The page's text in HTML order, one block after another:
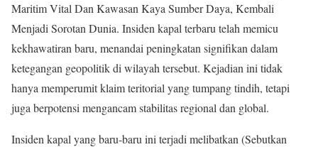
Maritim Vital Dan Kawasan Kaya Sumber Daya, Kembali
Menjadi Sorotan Dunia. Insiden kapal terbaru telah memicu
kekhawatiran baru, menandai peningkatan signifikan dalam
ketegangan geopolitik di wilayah tersebut. Kejadian ini tidak
hanya memperumit klaim teritorial yang tumpang tindih, tetapi
juga berpotensi mengancam stabilitas regional dan global.
Insiden kapal yang baru-baru ini terjadi melibatkan (Sebutkan